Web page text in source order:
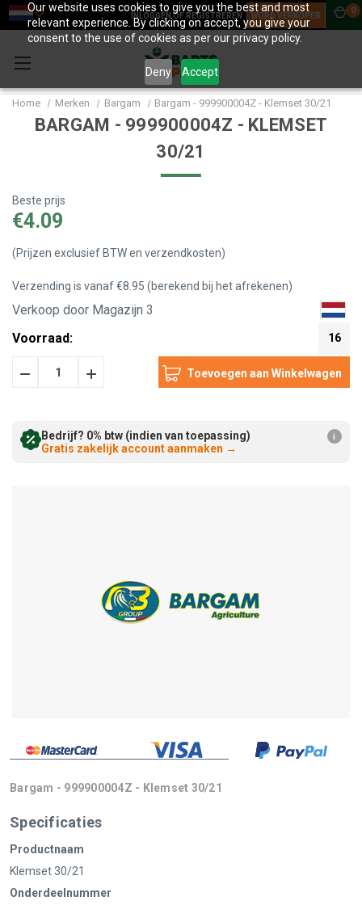
Our website uses cookies to give you the best and most
relevant experience. By clicking on accept, you give your
consent to the use of cookies as per our privacy policy.
Deny Accept
INLOGGEN OF REGISTREREN WORD VERKOPER
0
Home Merken Bargam Bargam - 999900004Z - Klemset 30/21
BARGAM - 999900004Z - KLEMSET
30/21
Beste prijs
€4.09
(Prijzen exclusief BTW en verzendkosten)
Verzending is vanaf €8.95 (berekend bij het afrekenen)
Verkoop door Magazijn 3
Voorraad:
16
HoeveelheidHoeveelheid
Bedrijf? 0% btw (indien van toepassing)
Gratis zakelijk account aanmaken →
i
Bargam - 999900004Z - Klemset 30/21
Specificaties
Productnaam
Klemset 30/21
Onderdeelnummer